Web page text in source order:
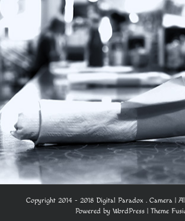
Copyright 2014 - 2018 Digital Paradox . Camera |
Powered by WordPress| Theme